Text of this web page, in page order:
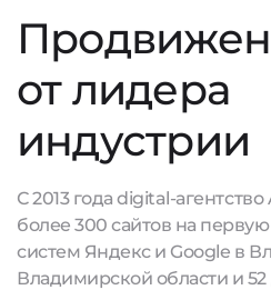
от лидера
индустрии
С 2013 года digital-
более 300 сайтов на
систем Яндекс и Google в
Владимирской области и 52